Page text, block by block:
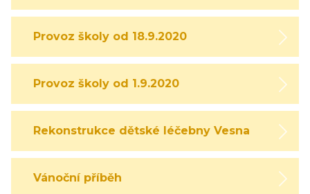
Provoz školy od 18.9.2020
Provoz školy od 1.9.2020
Rekonstrukce dětské léčebny Vesna
Vánoční příběh